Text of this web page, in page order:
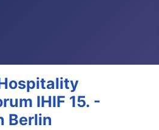
IHIF 15. -
Berlin